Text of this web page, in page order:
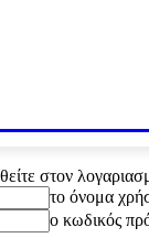
στον
το όνομα
ο κωδικός